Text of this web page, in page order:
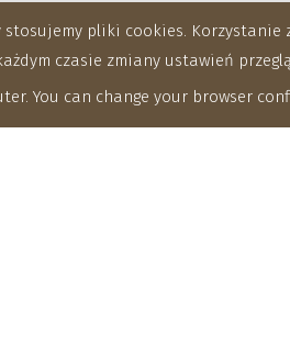
pliki cookies. Korzystanie
czasie zmiany ustawień
You can change your browser